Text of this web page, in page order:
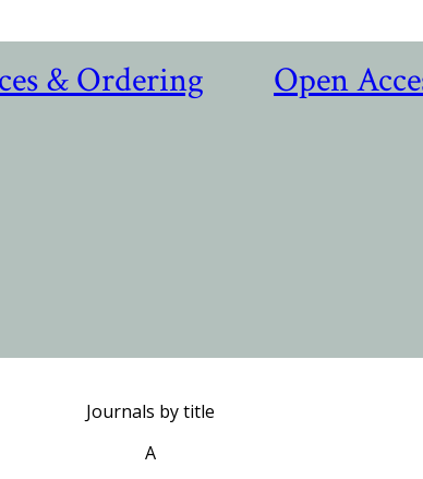
& Ordering Open
Journals by title
A